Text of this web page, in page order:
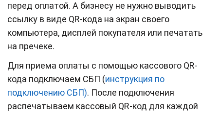
перед оплатой. А бизнесу не нужно выводить
ссылку в виде QR-кода на экран своего
компьютера, дисплей покупателя или печатать
на пречеке.
Для приема оплаты с помощью кассового QR-
кода подключаем СБП (инструкция по
подключению СБП). После подключения
распечатываем кассовый QR-код для каждой